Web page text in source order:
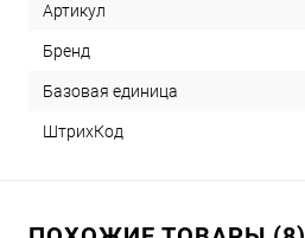
Артикул
Бренд
Базовая единица
ШтрихКод